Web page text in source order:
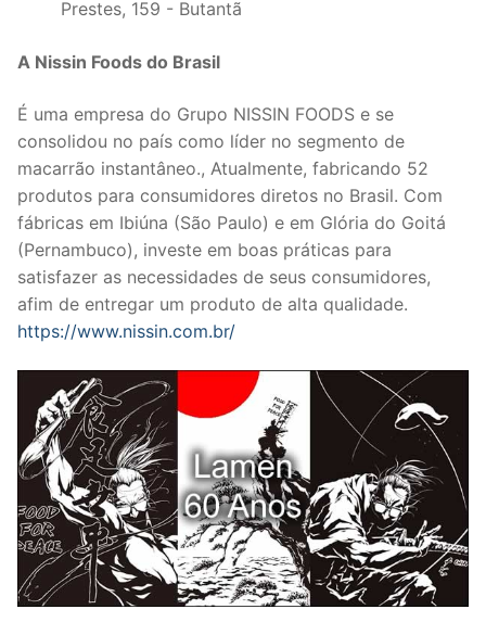
Prestes, 159 - Butantã
A Nissin Foods do Brasil
É uma empresa do Grupo NISSIN FOODS e se
consolidou no país como líder no segmento de
macarrão instantâneo., Atualmente, fabricando 52
produtos para consumidores diretos no Brasil. Com
fábricas em Ibiúna (São Paulo) e em Glória do Goitá
(Pernambuco), investe em boas práticas para
satisfazer as necessidades de seus consumidores,
afim de entregar um produto de alta qualidade.
https://www.nissin.com.br/